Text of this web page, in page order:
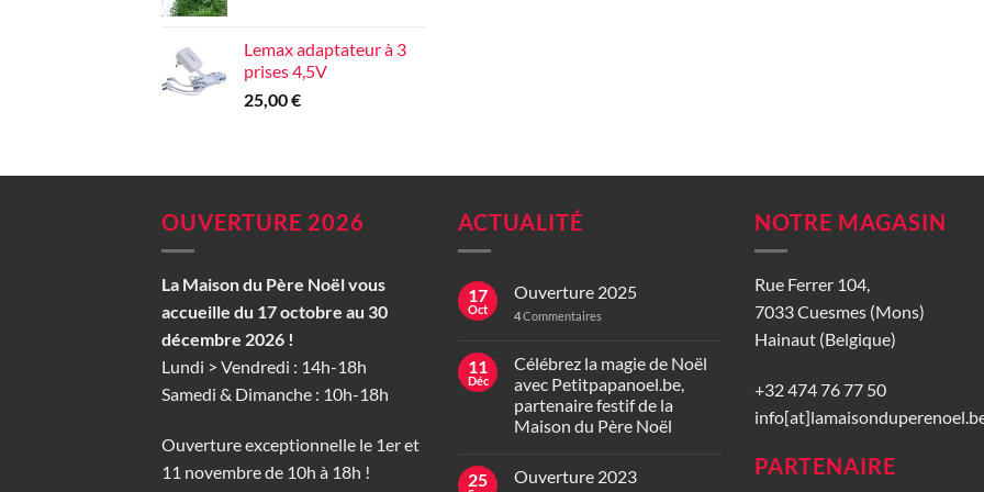
Lemax adaptateur à 3
prises 4,5V
25,00€
OUVERTURE 2026
La Maison du Père Noël vous
accueille du 17 octobre au 30
décembre 2026 !
Lundi > Vendredi : 14h-18h
Samedi & Dimanche : 10h-18h
Ouverture exceptionnelle le 1er et
11 novembre de 10h à 18h !
ACTUALITÉ
17
Oct
Ouverture 2025
4Commentaires
11
Déc
Célébrez la magie de Noël
avec Petitpapanoel.be,
partenaire festif de la
Maison du Père Noël
25 Ouverture 2023
NOTRE MAGASIN
Rue Ferrer 104,
7033 Cuesmes (Mons)
Hainaut (Belgique)
+32 474 76 77 50
PARTENAIRE